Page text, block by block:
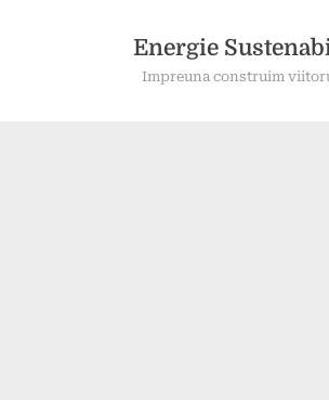
Energie
Impreuna construim